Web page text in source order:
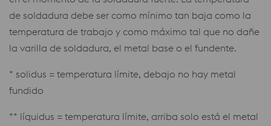
de soldadura debe ser como mínimo tan baja como la
temperatura de trabajo y como máximo tal que no dañe
la varilla de soldadura, el metal base o el fundente.
* solidus = temperatura límite, debajo no hay metal
fundido
** líquidus = temperatura límite, arriba solo está el metal